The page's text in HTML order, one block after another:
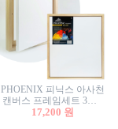
PHOENIX 피닉스 아사천
캔버스 프레임세트 3호F
27.3x22cm 캔버스와 올림
17,200 원